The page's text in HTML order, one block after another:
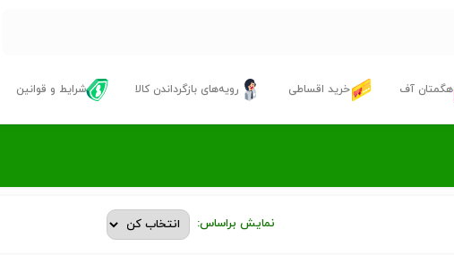
هگمتان آف خرید اقساطی رویه‌های بازگرداندن کالا شرایط و قوانین
نمایش براساس: